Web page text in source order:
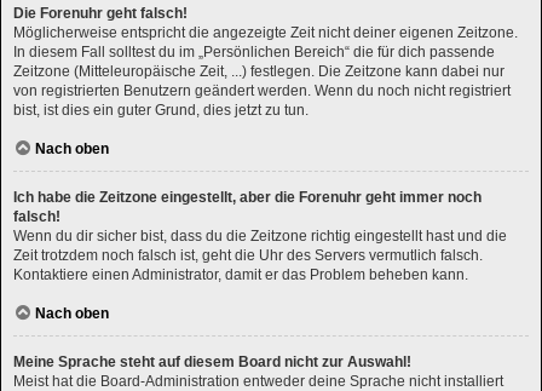
Die Forenuhr geht falsch!
Möglicherweise entspricht die angezeigte Zeit nicht deiner eigenen Zeitzone.
In diesem Fall solltest du im „Persönlichen Bereich“ die für dich passende
Zeitzone (Mitteleuropäische Zeit, ...) festlegen. Die Zeitzone kann dabei nur
von registrierten Benutzern geändert werden. Wenn du noch nicht registriert
bist, ist dies ein guter Grund, dies jetzt zu tun.
Nach oben
Ich habe die Zeitzone eingestellt, aber die Forenuhr geht immer noch
falsch!
Wenn du dir sicher bist, dass du die Zeitzone richtig eingestellt hast und die
Zeit trotzdem noch falsch ist, geht die Uhr des Servers vermutlich falsch.
Kontaktiere einen Administrator, damit er das Problem beheben kann.
Nach oben
Meine Sprache steht auf diesem Board nicht zur Auswahl!
Meist hat die Board-Administration entweder deine Sprache nicht installiert